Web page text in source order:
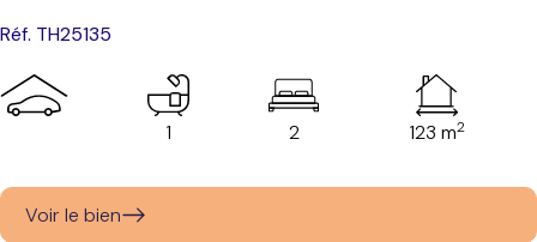
Réf. TH25135
1 2 123 m2
Voir le bien